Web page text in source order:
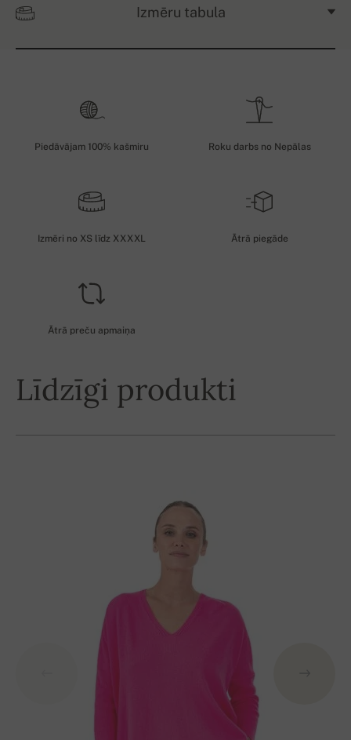
Izmēru tabula
Piedāvājam 100% kašmiru Roku darbs no Nepālas
Izmēri no XS līdz XXXXL Ātrā piegāde
Ātrā preču apmaiņa
Līdzīgi produkti